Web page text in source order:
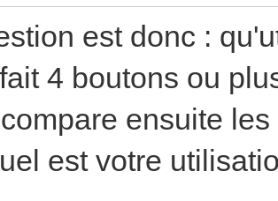
est donc :
4 boutons ou
ensuite
est votre